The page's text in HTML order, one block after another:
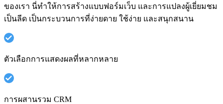
ของเรา นี่ทำให้การสร้างแบบฟอร์มเว็บ และการแปลงผู้เยี่ยมชม
เป็นลีด เป็นกระบวนการที่ง่ายดาย ใช้ง่าย และสนุกสนาน
ตัวเลือกการแสดงผลที่หลากหลาย
การผสานรวม CRM